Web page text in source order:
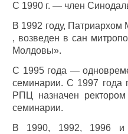
С 1990 г. — член
В 1992 году,
, возведен в сан
Молдовы».
С 1995 года —
семинарии. С 1997 года
РПЦ назначен
семинарии.
В 1990, 1992, 1996 и